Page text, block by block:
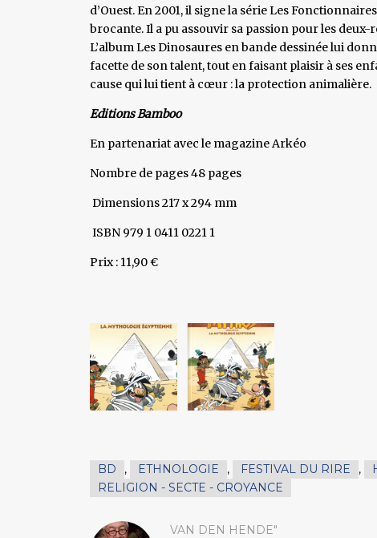
d’Ouest. En 2001, il signe la série Les
brocante. Il a pu assouvir sa passion pour les
L’album Les Dinosaures en bande dessinée lui
facette de son talent, tout en faisant plaisir à ses
cause qui lui tient à cœur : la protection animalière.
Editions Bamboo
En partenariat avec le magazine Arkéo
Nombre de pages 48 pages
Dimensions 217 x 294 mm
ISBN 979 1 0411 0221 1
Prix : 11,90 €
BD , ETHNOLOGIE , FESTIVAL DU RIRE ,
RELIGION - SECTE - CROYANCE
VAN DEN HENDE"